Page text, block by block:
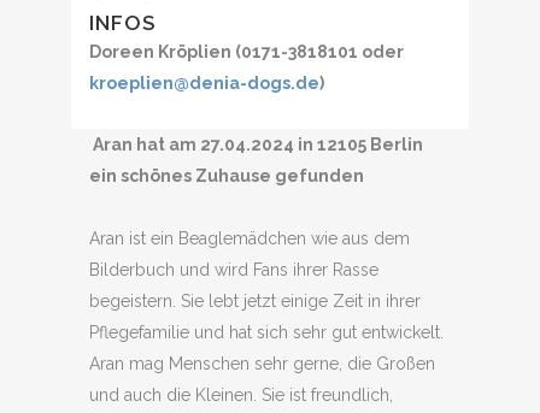
INFOS
Doreen Kröplien (0171-3818101 oder
kroeplien@denia-dogs.de)
Aran hat am 27.04.2024 in 12105 Berlin
ein schönes Zuhause gefunden
Aran ist ein Beaglemädchen wie aus dem
Bilderbuch und wird Fans ihrer Rasse
begeistern. Sie lebt jetzt einige Zeit in ihrer
Pflegefamilie und hat sich sehr gut entwickelt.
Aran mag Menschen sehr gerne, die Großen
und auch die Kleinen. Sie ist freundlich,